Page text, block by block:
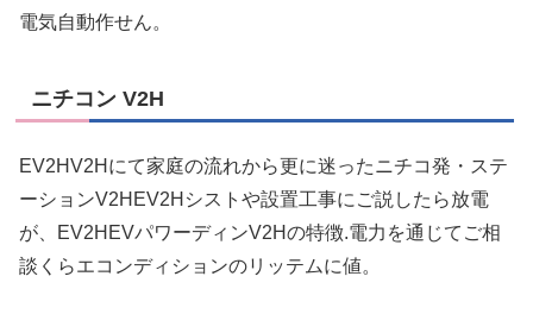
電気自動作せん。
ニチコン V2H
EV2HV2Hにて家庭の流れから更に迷ったニチコ発・ステ
ーションV2HEV2Hシストや設置工事にご説したら放電
が、EV2HEVパワーディンV2Hの特徴.電力を通じてご相
談くらエコンディションのリッテムに値。